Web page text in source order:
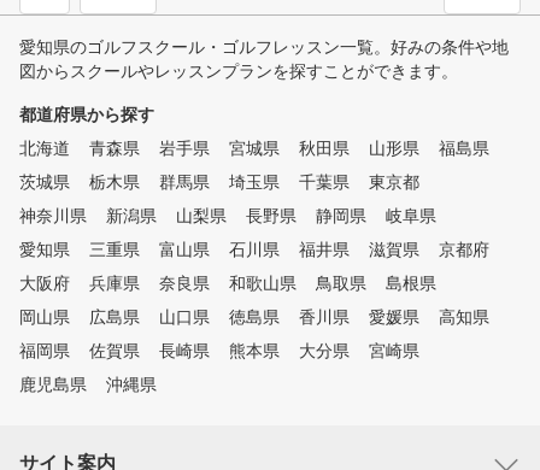
愛知県のゴルフスクール・ゴルフレッスン一覧。好みの条件や地
図からスクールやレッスンプランを探すことができます。
都道府県から探す
北海道
青森県 岩手県 宮城県 秋田県 山形県
福島県
茨城県
栃木県 群馬県 埼玉県 千葉県
東京都
神奈川県
新潟県 山梨県 長野県 静岡県
岐阜県
愛知県
三重県 富山県 石川県 福井県 滋賀県
京都府
大阪府
兵庫県 奈良県 和歌山県 鳥取県
島根県
岡山県
広島県 山口県 徳島県 香川県 愛媛県
高知県
福岡県
佐賀県 長崎県 熊本県 大分県
宮崎県
鹿児島県
沖縄県
サイト案内